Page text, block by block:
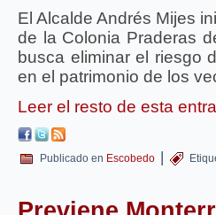
El Alcalde Andrés Mijes
de la Colonia Praderas
busca eliminar el riesgo
en el patrimonio de los
Leer el resto de esta
Publicado en Escobedo |